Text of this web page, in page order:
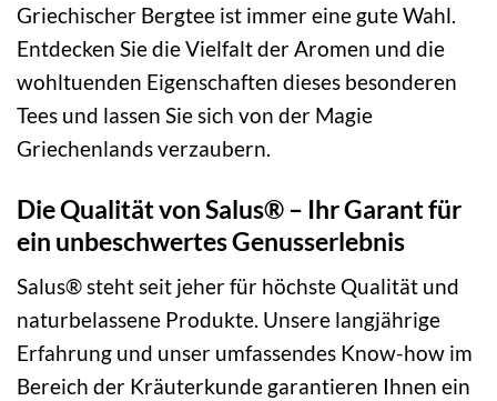
Griechischer Bergtee ist immer eine gute Wahl.
Entdecken Sie die Vielfalt der Aromen und die
wohltuenden Eigenschaften dieses besonderen
Tees und lassen Sie sich von der Magie
Griechenlands verzaubern.
Die Qualität von Salus® – Ihr Garant für
ein unbeschwertes Genusserlebnis
Salus® steht seit jeher für höchste Qualität und
naturbelassene Produkte. Unsere langjährige
Erfahrung und unser umfassendes Know-how im
Bereich der Kräuterkunde garantieren Ihnen ein